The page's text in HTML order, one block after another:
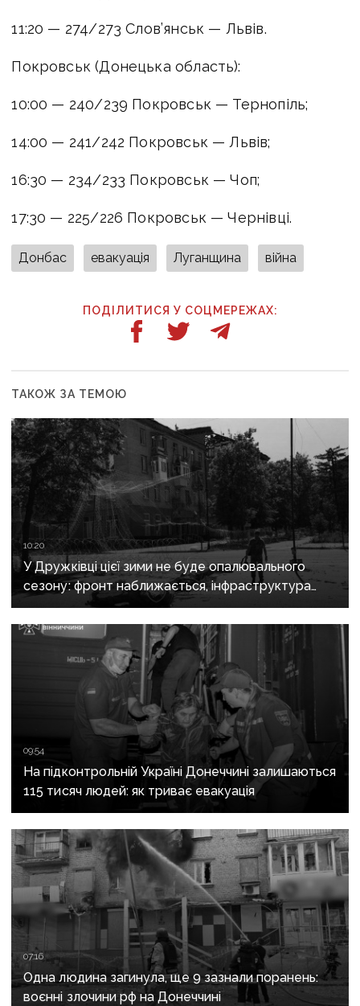
11:20 — 274/273 Слов’янськ — Львів.
Покровськ (Донецька область):
10:00 — 240/239 Покровськ — Тернопіль;
14:00 — 241/242 Покровськ — Львів;
16:30 — 234/233 Покровськ — Чоп;
17:30 — 225/226 Покровськ — Чернівці.
Донбас евакуація Луганщина війна
ПОДІЛИТИСЯ У СОЦМЕРЕЖАХ:
ТАКОЖ ЗА ТЕМОЮ
10:20
У Дружківці цієї зими не буде опалювального
сезону: фронт наближається, інфраструктура
критично зруйнована
09:54
На підконтрольній Україні Донеччині залишаються
115 тисяч людей: як триває евакуація
07:16
Одна людина загинула, ще 9 зазнали поранень:
воєнні злочини рф на Донеччині